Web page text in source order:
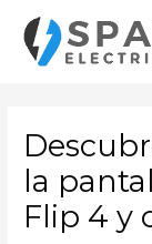
contenido
la
Flip 4 y